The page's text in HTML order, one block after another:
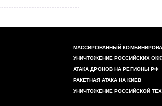
МАССИРОВАННЫЙ
УНИЧТОЖЕНИЕ РОССИЙСКИХ
АТАКА ДРОНОВ НА РЕГИОНЫ РФ
РАКЕТНАЯ АТАКА НА КИЕВ
УНИЧТОЖЕНИЕ РОССИЙСКОЙ